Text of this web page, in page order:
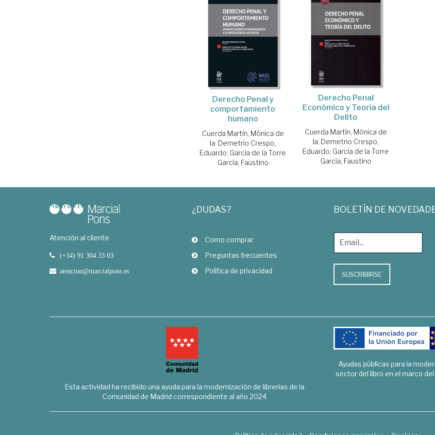
Derecho Penal y
comportamiento
humano
Cuerda Martín, Mónica de
la; Demetrio Crespo,
Eduardo; García de la Torre
García, Faustino
Derecho Penal
Económico y Teoría del
Delito
Cuerda Martín, Mónica de
la; Demetrio Crespo,
Eduardo; García de la Torre
García, Faustino
Atención al cliente
(+34) 91 304 33 03
atencion@marcialpons.es
¿DUDAS?
Como comprar
Preguntas frecuentes
Política de privacidad
BOLETÍN DE
SUSCRIBIRSE
Esta actividad ha recibido una ayuda para la modernización de librerías de la
Comunidad de Madrid correspondiente al año 2024
Ayudas públicas para la
sector del libro en el marco